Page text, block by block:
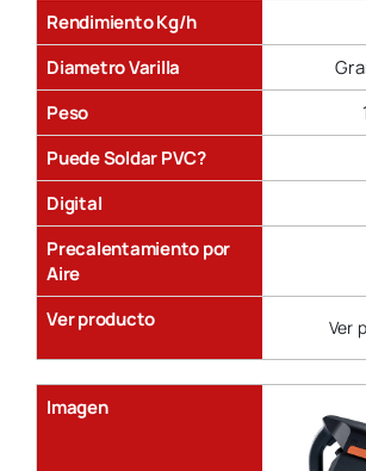
Rendimiento Kg/h
Diametro Varilla
Peso
Puede Soldar PVC?
Digital
Precalentamiento por
Aire
Ver producto Ver
Imagen